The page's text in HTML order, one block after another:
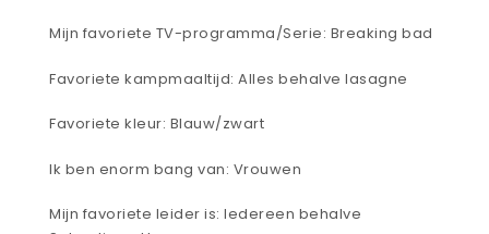
Mijn favoriete TV-programma/Serie: Breaking bad
Favoriete kampmaaltijd: Alles behalve lasagne
Favoriete kleur: Blauw/zwart
Ik ben enorm bang van: Vrouwen
Mijn favoriete leider is: Iedereen behalve